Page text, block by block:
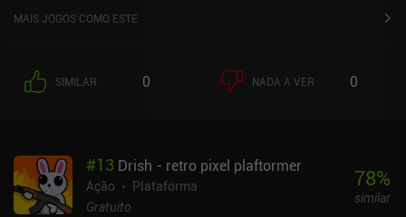
pegos no meio do caos, com incêndios, flechas e soldados
combinados, golpes finais espetaculares que visam oponentes
meio mortos e habilidades de salto e corrida que nos permitem
adequado para testar nossas habilidades de plataforma e uma
variedade de inimigos que nos forçam a utilizar diferentes
abordagens táticas. À medida que ganhamos experiência nas
MAIS JOGOS COMO ESTE
SIMILAR 0 NADA A VER 0
#13 Drish - retro pixel plaftormer
Ação
Plataforma
Gratuito
78%
similar